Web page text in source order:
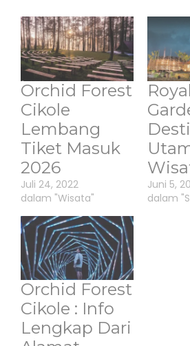
Orchid Forest
Cikole
Lembang
Tiket Masuk
2026
Juli 24, 2022
dalam "Wisata"
Juni 5,
dalam
Orchid Forest
Cikole : Info
Lengkap Dari